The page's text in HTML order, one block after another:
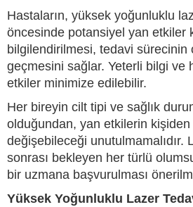
Hastaların, yüksek yoğunluklu
öncesinde potansiyel yan etkiler
bilgilendirilmesi, tedavi sürecinin
geçmesini sağlar. Yeterli bilgi ve
etkiler minimize edilebilir.
Her bireyin cilt tipi ve sağlık
olduğundan, yan etkilerin
değişebileceği unutulmamalıdır.
sonrası bekleyen her türlü
bir uzmana başvurulması
Yüksek Yoğunluklu Lazer